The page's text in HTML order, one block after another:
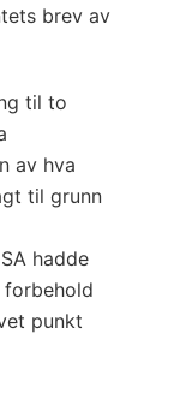
brev av
til to
av hva
til grunn
hadde
punkt